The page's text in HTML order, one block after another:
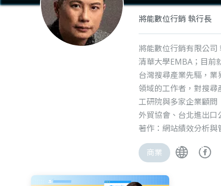
將能數位行銷 執行長
將能數位行銷有限公
清華大學EMBA；目前
台灣搜尋產業先驅，
領域的工作者，對搜尋
工研院與多家企業顧問
外貿協會、台北進出
著作：網站績效分析與
商業